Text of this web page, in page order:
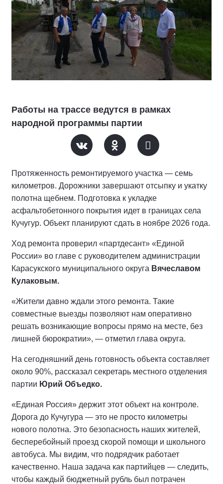
Работы на трассе ведутся в рамках
народной программы партии
Протяженность ремонтируемого участка — семь
километров. Дорожники завершают отсыпку и укатку
полотна щебнем. Подготовка к укладке
асфальтобетонного покрытия идет в границах села
Кучугур. Объект планируют сдать в ноябре 2026 года.
Ход ремонта проверил «партдесант» «Единой
России» во главе с руководителем администрации
Карасукского муниципального округа Вячеславом
Кулаковым.
«Жители давно ждали этого ремонта. Такие
совместные выезды позволяют нам оперативно
решать возникающие вопросы прямо на месте, без
лишней бюрократии», — отметил глава округа.
На сегодняшний день готовность объекта составляет
около 90%, рассказал секретарь местного отделения
партии Юрий Объедко.
«Единая Россия» держит этот объект на контроле.
Дорога до Кучугура — это не просто километры
нового полотна. Это безопасность наших жителей,
бесперебойный проезд скорой помощи и школьного
автобуса. Мы видим, что подрядчик работает
качественно. Наша задача как партийцев — следить,
чтобы каждый бюджетный рубль был потрачен